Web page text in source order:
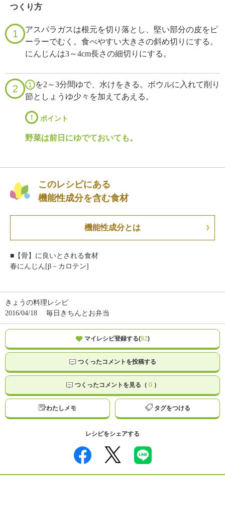
つくり方
1
アスパラガスは根元を切り落とし、堅い部分の皮をピ
ーラーでむく。食べやすい大きさの斜め切りにする。
にんじんは3～4cm長さの細切りにする。
2 1
を2～3分間ゆで、水けをきる。ボウルに入れて削り
節としょうゆ少々を加えてあえる。
! ポイント
野菜は前日にゆでておいても。
このレシピにある
機能性成分を含む食材
機能性成分とは
■【骨】に良いとされる食材
春にんじん[β－カロテン]
きょうの料理レシピ
2016/04/18
毎日きちんとお弁当
マイレシピ登録する(92)
つくったコメントを投稿する
つくったコメントを見る（ 0）
わたしメモ タグをつける
レシピをシェアする